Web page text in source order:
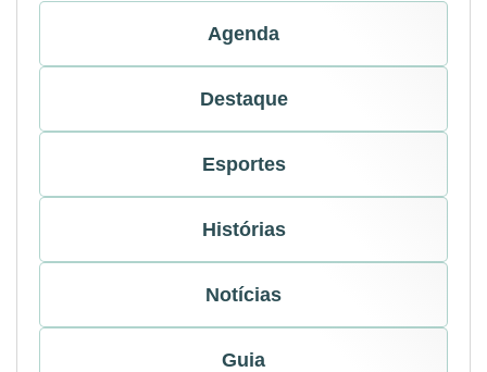
Agenda
Destaque
Esportes
Histórias
Notícias
Guia